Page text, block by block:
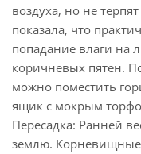
воздуха, но не
показала, что
попадание влаги на
коричневых пятен.
можно поместить
ящик с мокрым
Пересадка: Ранней
землю. Корневищные